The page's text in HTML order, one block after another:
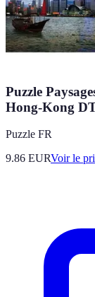
Puzzle
Hong-Kong
Puzzle FR
9.86 EURVoir le